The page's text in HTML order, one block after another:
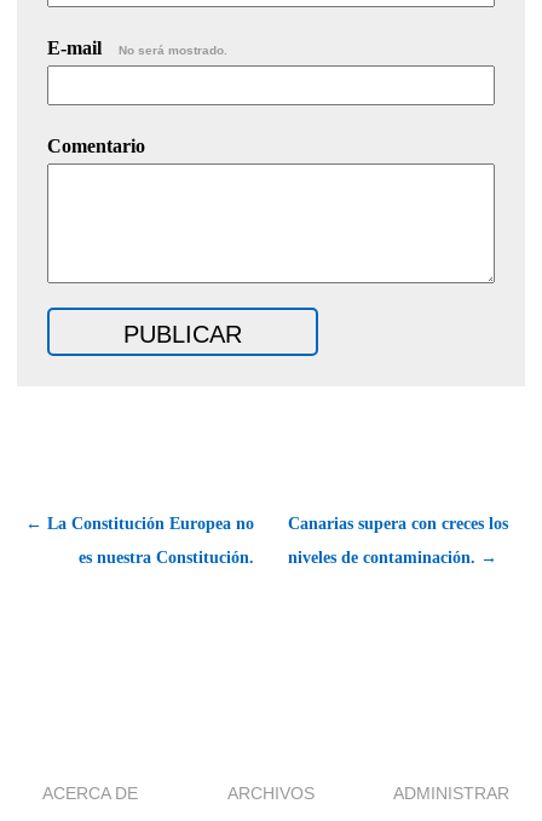
E-mail No será mostrado.
Comentario
← La Constitución Europea no
es nuestra Constitución.
Canarias supera con creces los
niveles de contaminación. →
ACERCA DE ARCHIVOS ADMINISTRAR